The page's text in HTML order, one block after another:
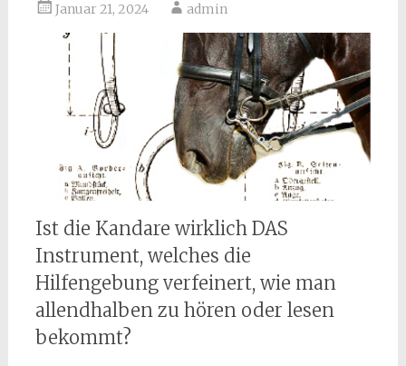
Januar 21, 2024 admin
Ist die Kandare wirklich DAS
Instrument, welches die
Hilfengebung verfeinert, wie man
allendhalben zu hören oder lesen
bekommt?